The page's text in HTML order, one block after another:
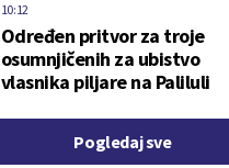
Određen pritvor za troje
osumnjičenih za ubistvo
vlasnika piljare na Paliluli
10:12
Pogledaj sve